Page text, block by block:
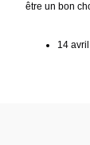
être un bon
14